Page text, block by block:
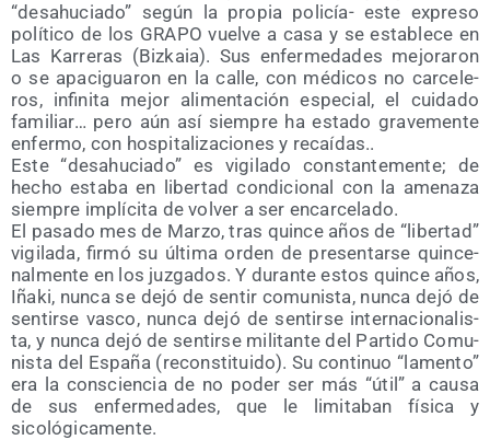
“desahu­cia­do” según la pro­pia poli­cía- este expre­so
polí­ti­co de los GRAPO vuel­ve a casa y se esta­ble­ce en
Las Karre­ras (Biz­kaia). Sus enfer­me­da­des mejo­ra­ron
o se apa­ci­gua­ron en la calle, con médi­cos no car­ce­le­
ros, infi­ni­ta mejor ali­men­ta­ción espe­cial, el cui­da­do
fami­liar… pero aún así siem­pre ha esta­do gra­ve­men­te
enfer­mo, con hos­pi­ta­li­za­cio­nes y recaídas..
Este “desahu­cia­do” es vigi­la­do cons­tan­te­men­te; de
hecho esta­ba en liber­tad con­di­cio­nal con la ame­na­za
siem­pre implí­ci­ta de vol­ver a ser encarcelado.
El pasa­do mes de Mar­zo, tras quin­ce años de “liber­tad”
vigi­la­da, fir­mó su últi­ma orden de pre­sen­tar­se quin­ce­
nal­men­te en los juz­ga­dos. Y duran­te estos quin­ce años,
Iña­ki, nun­ca se dejó de sen­tir comu­nis­ta, nun­ca dejó de
sen­tir­se vas­co, nun­ca dejó de sen­tir­se inter­na­cio­na­lis­
ta, y nun­ca dejó de sen­tir­se mili­tan­te del Par­ti­do Comu­
nis­ta del Espa­ña (recons­ti­tui­do). Su con­ti­nuo “lamen­to”
era la cons­cien­cia de no poder ser más “útil” a cau­sa
de sus enfer­me­da­des, que le limi­ta­ban físi­ca y
sicológicamente.